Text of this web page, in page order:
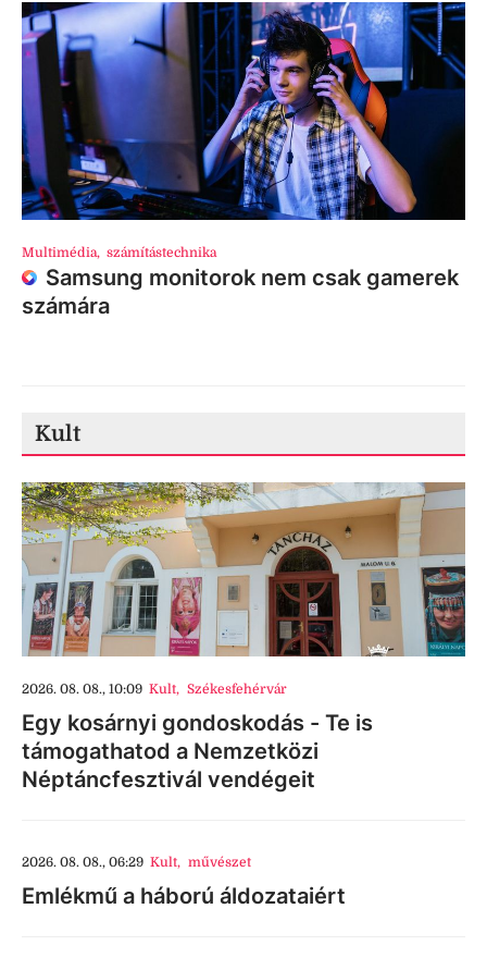
Multimédia, számítástechnika
Samsung monitorok nem csak gamerek
számára
Kult
2026. 08. 08., 10:09 Kult, Székesfehérvár
Egy kosárnyi gondoskodás - Te is
támogathatod a Nemzetközi
Néptáncfesztivál vendégeit
2026. 08. 08., 06:29 Kult, művészet
Emlékmű a háború áldozataiért